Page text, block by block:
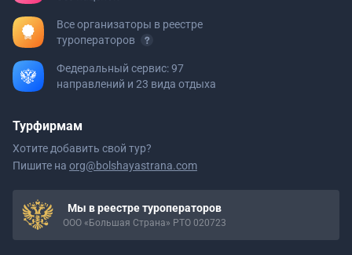
Все организаторы в реестре
туроператоров
Федеральный сервис: 97
направлений и 23 вида отдыха
Турфирмам
Хотите добавить свой тур?
Пишите на org@bolshayastrana.com
Мы в реестре туроператоров
ООО «Большая Страна» РТО 020723